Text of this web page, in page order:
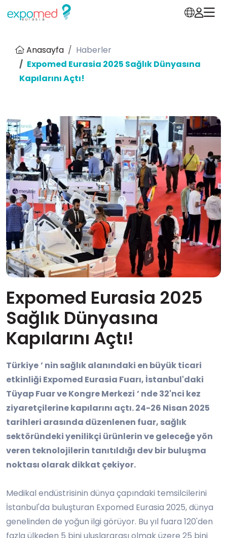
Anasayfa
Haberler
Expomed Eurasia 2025 Sağlık Dünyasına
Kapılarını Açtı!
Expomed Eurasia 2025
Sağlık Dünyasına
Kapılarını Açtı!
Türkiye ’nin sağlık alanındaki en büyük ticari
etkinliği Expomed Eurasia Fuarı, İstanbul'daki
Tüyap Fuar ve Kongre Merkezi ’nde 32'nci kez
ziyaretçilerine kapılarını açtı. 24-26 Nisan 2025
tarihleri arasında düzenlenen fuar, sağlık
sektöründeki yenilikçi ürünlerin ve geleceğe yön
veren teknolojilerin tanıtıldığı dev bir buluşma
noktası olarak dikkat çekiyor.
Medikal endüstrisinin dünya çapındaki temsilcilerini
İstanbul'da buluşturan Expomed Eurasia 2025, dünya
genelinden de yoğun ilgi görüyor. Bu yıl fuara 120'den